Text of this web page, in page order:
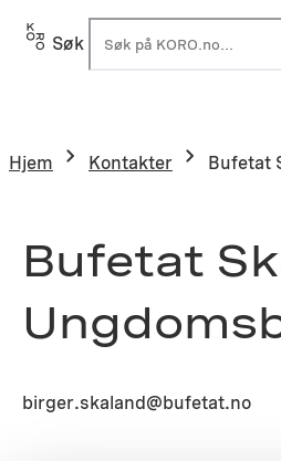
Søk
Hjem Kontakter Bufetat
Bufetat
birger.skaland@bufetat.no